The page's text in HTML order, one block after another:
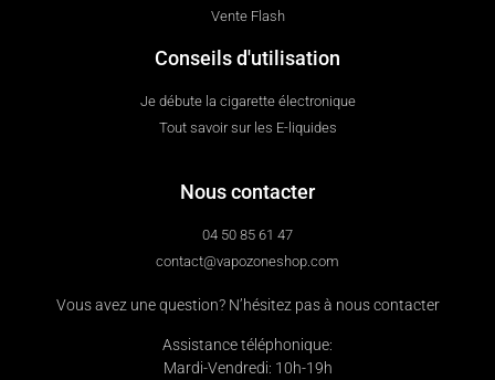
Vente Flash
Conseils d'utilisation
Je débute la cigarette électronique
Tout savoir sur les E-liquides
Nous contacter
04 50 85 61 47
contact@vapozoneshop.com
Vous avez une question? N’hésitez pas à nous contacter
Assistance téléphonique:
Mardi-Vendredi: 10h-19h